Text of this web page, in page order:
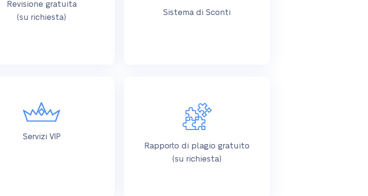
Revisione gratuita
(su richiesta)
Sistema di Sconti
Servizi VIP
Rapporto di plagio gratuito
(su richiesta)